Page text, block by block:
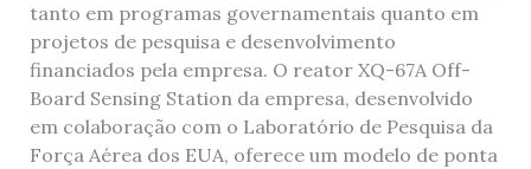
tanto em programas governamentais quanto em
projetos de pesquisa e desenvolvimento
financiados pela empresa. O reator XQ-67A Off-
Board Sensing Station da empresa, desenvolvido
em colaboração com o Laboratório de Pesquisa da
Força Aérea dos EUA, oferece um modelo de ponta